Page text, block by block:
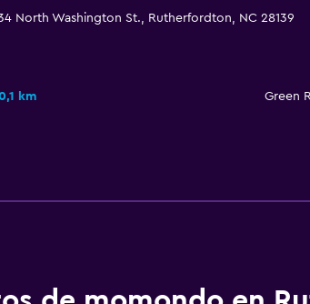
North Washington St., Rutherfordton, NC 28139
km Green